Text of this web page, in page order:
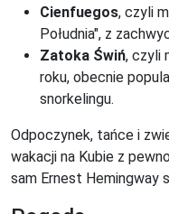
Cienfuegos, czyli
Południa", z
Zatoka Świń, czyli
roku, obecnie
snorkelingu.
Odpoczynek, tańce i
wakacji na Kubie z
sam Ernest Hemingway